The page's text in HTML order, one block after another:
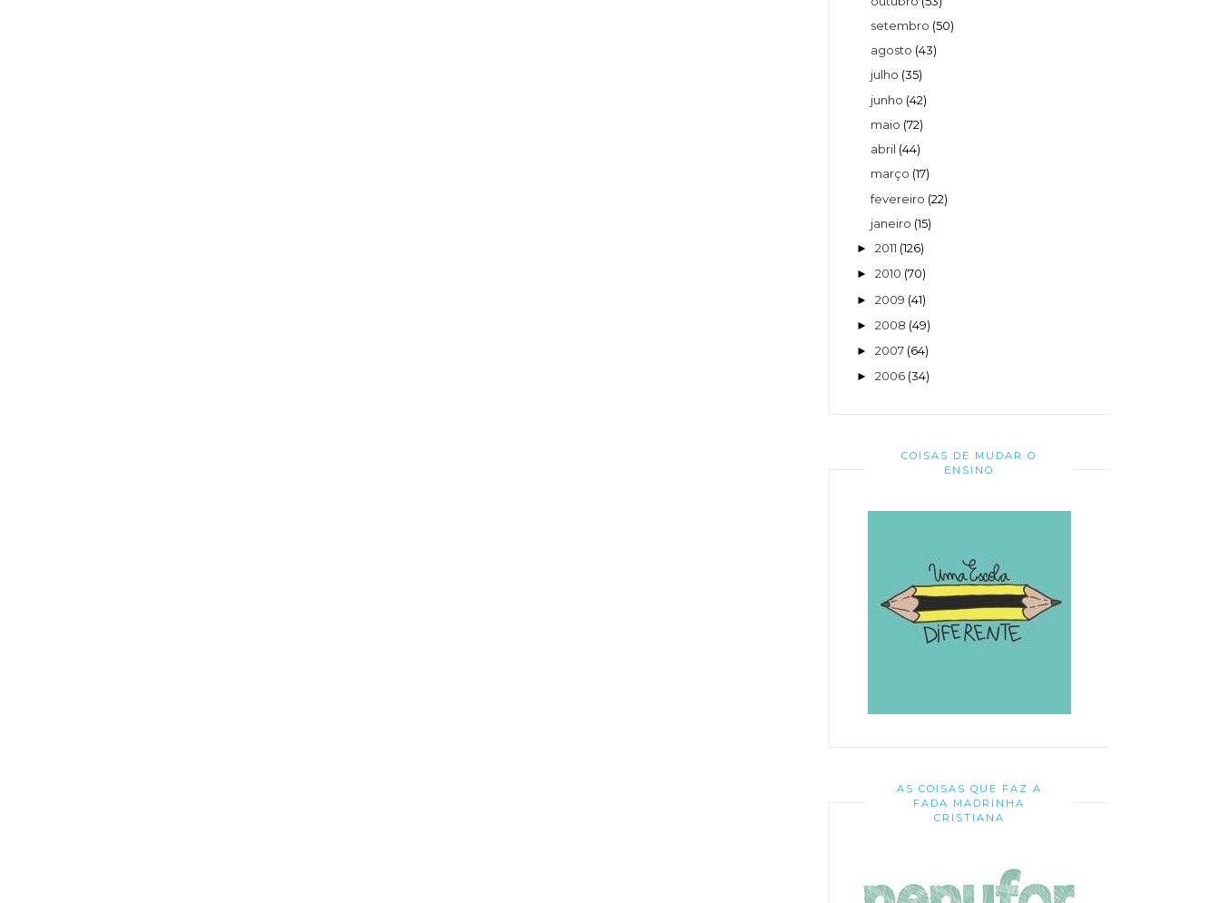
setembro (50)
agosto (43)
julho (35)
junho (42)
maio (72)
abril (44)
março (17)
fevereiro (22)
janeiro (15)
► 2011 (126)
► 2010 (70)
► 2009 (41)
► 2008 (49)
► 2007 (64)
► 2006 (34)
COISAS DE MUDAR O
ENSINO
AS COISAS QUE FAZ A
FADA MADRINHA
CRISTIANA